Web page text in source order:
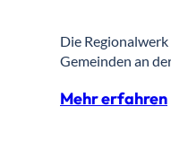
Die
Gemeinden an
Mehr erfahren